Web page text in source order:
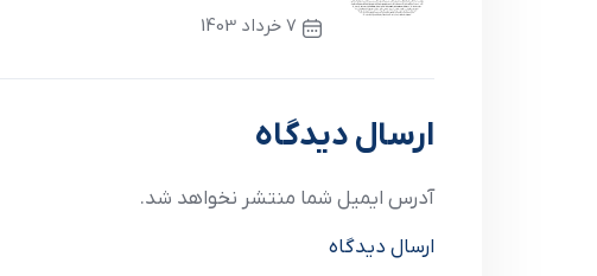
7 خرداد 1403
ارسال دیدگاه
آدرس ایمیل شما منتشر نخواهد شد.
ارسال دیدگاه